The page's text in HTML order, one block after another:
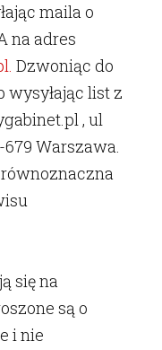
maila o
na adres
. Dzwoniąc do
wysyłając list z
, ul
Warszawa.
się na
są o
i nie